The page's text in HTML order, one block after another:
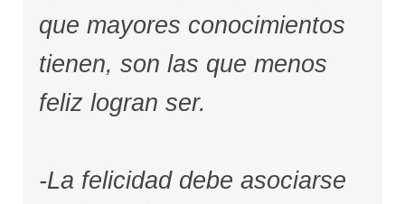
que mayores conocimientos
tienen, son las que menos
feliz logran ser.
-La felicidad debe asociarse